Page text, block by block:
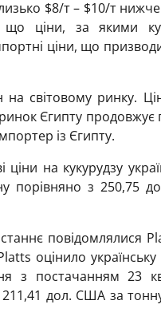
$8/т – $10/т
ціни, за якими
ціни, що
на світовому ринку.
Єгипту продовжує
із Єгипту.
ціни на кукурудзу
порівняно з 250,75
повідомлялися
оцінило українську
з постачанням 23
211,41 дол. США за